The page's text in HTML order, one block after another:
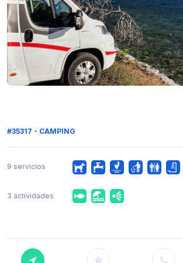
#35317 - CAMPING
9 servicios
3 actividades